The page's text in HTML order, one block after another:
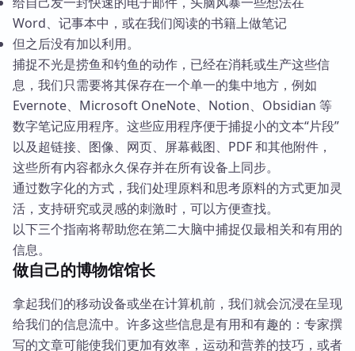
Word、记事本中，或在我们阅读的书籍上做笔记
但之后没有加以利用。
捕捉不光是捞鱼和钓鱼的动作，已经在消耗或生产这些信
息，我们只需要将其保存在一个单一的集中地方，例如
Evernote、Microsoft OneNote、Notion、Obsidian 等
数字笔记应用程序。这些应用程序便于捕捉小的文本“片段”
以及超链接、图像、网页、屏幕截图、PDF 和其他附件，
这些所有内容都永久保存并在所有设备上同步。
通过数字化的方式，我们处理原料和思考原料的方式更加灵
活，支持研究或灵感的刺激时，可以方便查找。
以下三个指南将帮助您在第二大脑中捕捉仅最相关和有用的
信息。
做自己的博物馆馆长
拿起我们的移动设备或坐在计算机前，我们就会沉浸在呈现
给我们的信息流中。许多这些信息是有用和有趣的：专家撰
写的文章可能使我们更加有效率，运动和营养的技巧，或者